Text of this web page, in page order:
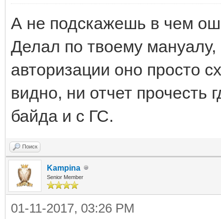
А не подскажешь в чем
Делал по твоему мануалу,
авторизации оно просто
видно, ни отчет прочесть
байда и с ГС.
Поиск
Kampina
Senior Member
01-11-2017, 03:26 PM